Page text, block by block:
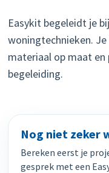
Easykit begeleidt je
woningtechnieken.
materiaal op maat
begeleiding.
Nog niet zeker
Bereken eerst je
gesprek met een